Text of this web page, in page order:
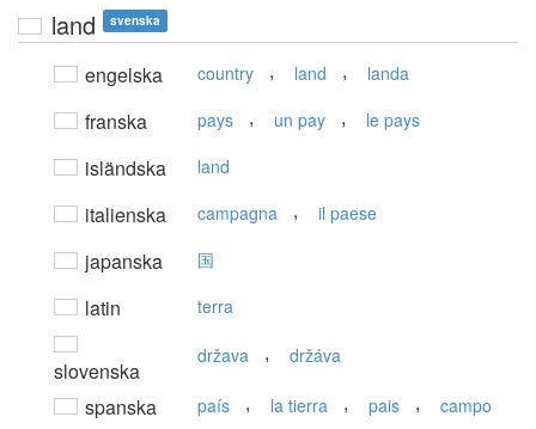
land svenska
engelska country , land , landa
franska pays , un pay , le pays
isländska land
italienska campagna , il paese
japanska 国
latin terra
slovenska
država , držáva
spanska país , la tierra , pais , campo